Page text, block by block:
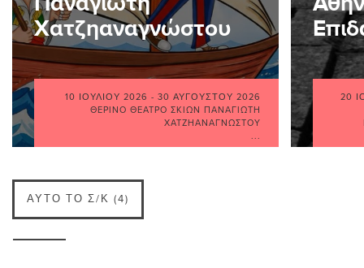
Χατζηαναγνώστου
10 ΙΟΥΛΊΟΥ 2026 - 30 ΑΥΓΟΎΣΤΟΥ 2026
ΘΕΡΙΝΌ ΘΈΑΤΡΟ ΣΚΙΏΝ ΠΑΝΑΓΙΏΤΗ
ΧΑΤΖΗΑΝΑΓΝΏΣΤΟΥ
20
ΑΥΤΌ ΤΟ Σ/Κ (4)